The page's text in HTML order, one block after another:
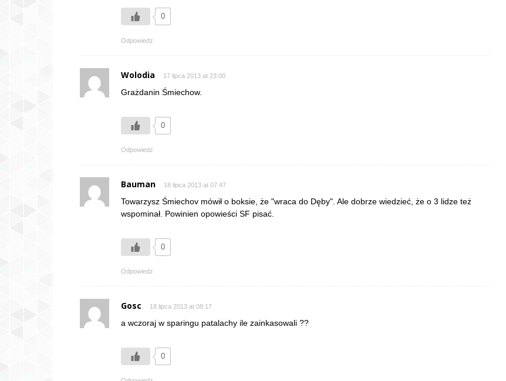
0
Odpowiedz
Wolodia 17 lipca 2013 at 23:00
Grażdanin Śmiechow.
0
Odpowiedz
Bauman 18 lipca 2013 at 07:47
Towarzysz Śmiechov mówił o boksie, że "wraca do Dęby". Ale dobrze wiedzieć, że o 3 lidze też
wspominał. Powinien opowieści SF pisać.
0
Odpowiedz
Gosc 18 lipca 2013 at 08:17
a wczoraj w sparingu patalachy ile zainkasowali ??
0